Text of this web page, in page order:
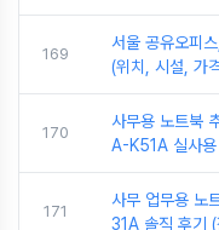
169
서울 공유오피
(위치, 시설, 가
170
사무용 노트북
A-K51A 실사용
171
사무 업무용 노
31A 솔직 후기